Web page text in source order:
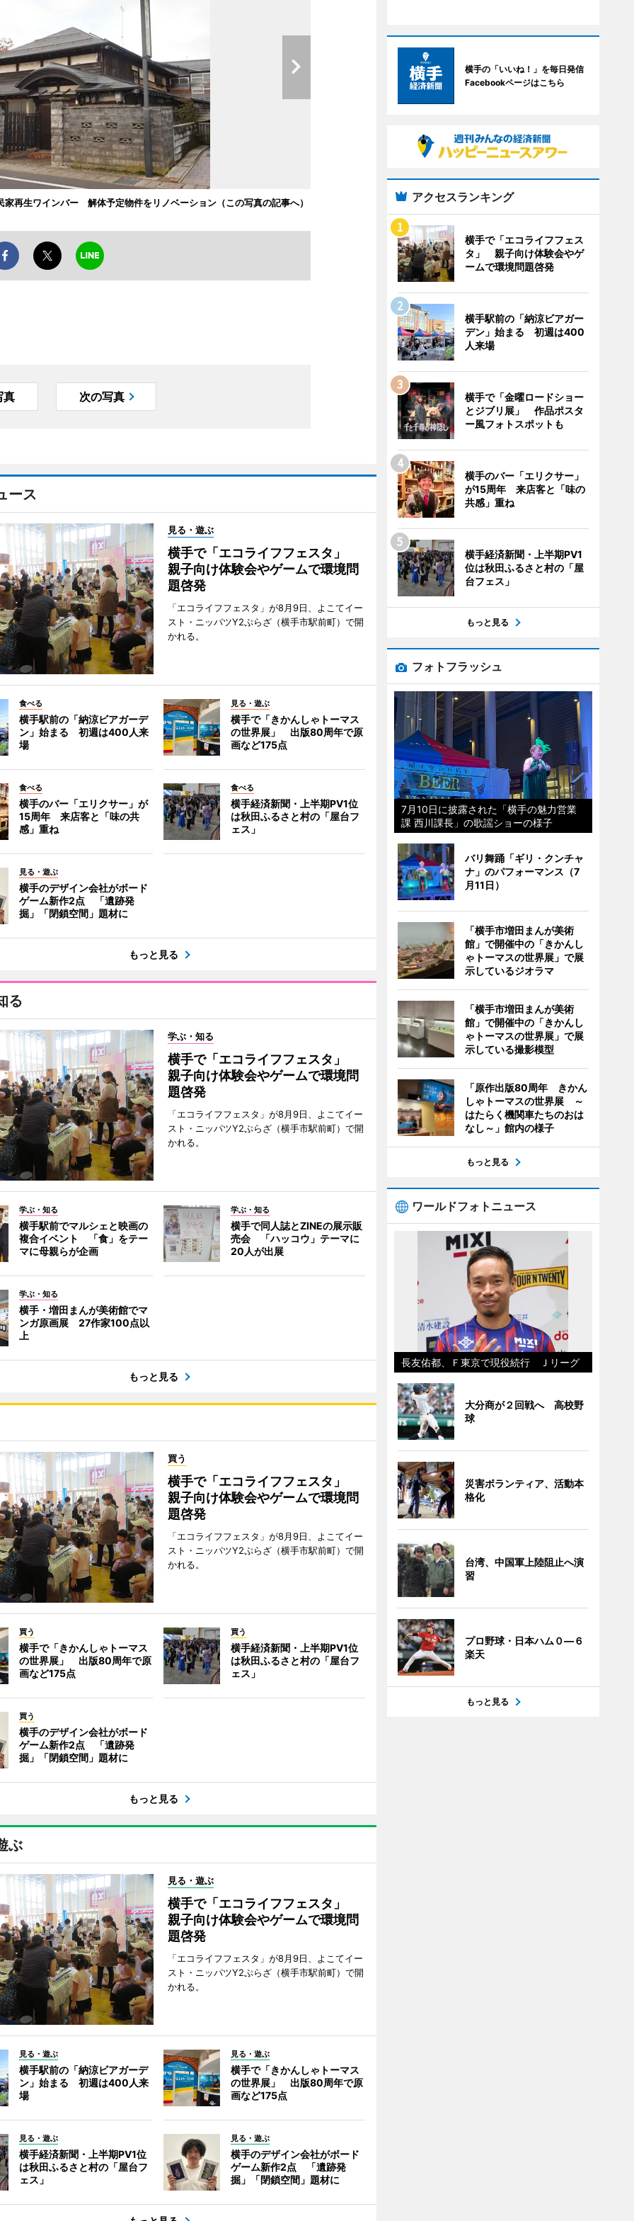
家再生ワインバー 解体予定物件をリノベーション（この写真の記事へ）
真 次の写真
ース
見る・遊ぶ
横手で「エコライフフェスタ」
親子向け体験会やゲームで環境問
題啓発
「エコライフフェスタ」が8月9日、よこてイー
スト・ニッパツY2ぷらざ（横手市駅前町）で開
かれる。
食べる
横手駅前の「納涼ビアガーデ
ン」始まる 初週は400人来
場
見る・遊ぶ
横手で「きかんしゃトーマス
の世界展」 出版80周年で原
画など175点
食べる
横手のバー「エリクサー」が
15周年 来店客と「味の共
感」重ね
食べる
横手経済新聞・上半期PV1位
は秋田ふるさと村の「屋台フ
ェス」
見る・遊ぶ
横手のデザイン会社がボード
ゲーム新作2点 「遺跡発
掘」「閉鎖空間」題材に
もっと見る
る
学ぶ・知る
横手で「エコライフフェスタ」
親子向け体験会やゲームで環境問
題啓発
「エコライフフェスタ」が8月9日、よこてイー
スト・ニッパツY2ぷらざ（横手市駅前町）で開
かれる。
学ぶ・知る
横手駅前でマルシェと映画の
複合イベント 「食」をテー
マに母親らが企画
学ぶ・知る
横手で同人誌とZINEの展示販
売会 「ハッコウ」テーマに
20人が出展
学ぶ・知る
横手・増田まんが美術館でマ
ンガ原画展 27作家100点以
上
もっと見る
買う
横手で「エコライフフェスタ」
親子向け体験会やゲームで環境問
題啓発
「エコライフフェスタ」が8月9日、よこてイー
スト・ニッパツY2ぷらざ（横手市駅前町）で開
かれる。
買う
横手で「きかんしゃトーマス
の世界展」 出版80周年で原
画など175点
買う
横手経済新聞・上半期PV1位
は秋田ふるさと村の「屋台フ
ェス」
買う
横手のデザイン会社がボード
ゲーム新作2点 「遺跡発
掘」「閉鎖空間」題材に
もっと見る
ぶ
見る・遊ぶ
横手で「エコライフフェスタ」
親子向け体験会やゲームで環境問
題啓発
「エコライフフェスタ」が8月9日、よこてイー
スト・ニッパツY2ぷらざ（横手市駅前町）で開
かれる。
見る・遊ぶ
横手駅前の「納涼ビアガーデ
ン」始まる 初週は400人来
場
見る・遊ぶ
横手で「きかんしゃトーマス
の世界展」 出版80周年で原
画など175点
見る・遊ぶ
横手経済新聞・上半期PV1位
は秋田ふるさと村の「屋台フ
ェス」
見る・遊ぶ
横手のデザイン会社がボード
ゲーム新作2点 「遺跡発
掘」「閉鎖空間」題材に
横手の「いいね！」を毎日発信
Facebookページはこちら
アクセスランキング
横手で「エコライフフェス
タ」 親子向け体験会やゲ
ームで環境問題啓発
横手駅前の「納涼ビアガー
デン」始まる 初週は400
人来場
横手で「金曜ロードショー
とジブリ展」 作品ポスタ
ー風フォトスポットも
横手のバー「エリクサー」
が15周年 来店客と「味の
共感」重ね
横手経済新聞・上半期PV1
位は秋田ふるさと村の「屋
台フェス」
もっと見る
フォトフラッシュ
7月10日に披露された「横手の魅力営業
課 西川課長」の歌謡ショーの様子
バリ舞踊「ギリ・クンチャ
ナ」のパフォーマンス（7
月11日）
「横手市増田まんが美術
館」で開催中の「きかんし
ゃトーマスの世界展」で展
示しているジオラマ
「横手市増田まんが美術
館」で開催中の「きかんし
ゃトーマスの世界展」で展
示している撮影模型
「原作出版80周年 きかん
しゃトーマスの世界展 ～
はたらく機関車たちのおは
なし～」館内の様子
もっと見る
ワールドフォトニュース
長友佑都、Ｆ東京で現役続行 Ｊリーグ
大分商が２回戦へ 高校野
球
災害ボランティア、活動本
格化
台湾、中国軍上陸阻止へ演
習
プロ野球・日本ハム０―６
楽天
もっと見る